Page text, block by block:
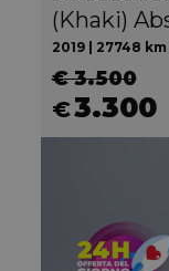
(Khaki)
2019 | 27748
€ 3.500
€3.300